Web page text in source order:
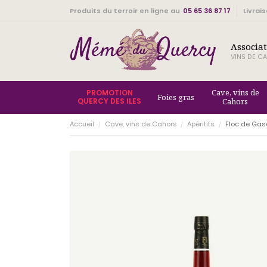
Produits du terroir en ligne au 05 65 36 87 17
VINS DE
PROMOTION
QUERCY DES ILES
Foies gras
Cave, vins de
Cahors
Accueil Cave, vins de Cahors Apéritifs Floc de